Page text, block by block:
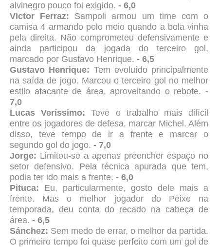
alvinegro pouco foi exigido. - 6,0
Victor Ferraz: Sampoli armou um time com o
camisa 4 armando pelo meio quando a bola vinha
pela direita. Não comprometeu defensivamente e
ainda participou da jogada do terceiro gol,
marcado por Gustavo Henrique. - 6,5
Gustavo Henrique: Tem evoluído principalmente
na saída de jogo. Marcou o terceiro gol no melhor
estilo atacante de área, aproveitando o rebote. -
7,0
Lucas Veríssimo:Teve o trabalho mais difícil
entre os jogadores de defesa, marcar Michel. Além
disso, teve tempo de ir a frente e marcar o
segundo gol do jogo. - 7,0
Jorge: Limitou-se a apenas preencher espaço no
setor defensivo. Pela técnica apurada que tem,
podia ter ido mais a frente. - 6,0
Pituca: Eu, particularmente, gosto dele mais a
frente. Mas o melhor jogador do Peixe na
temporada, deu conta do recado na cabeça de
área. - 6,5
Sánchez: Sem medo de errar, o melhor da partida.
O primeiro tempo foi quase perfeito com um gol de